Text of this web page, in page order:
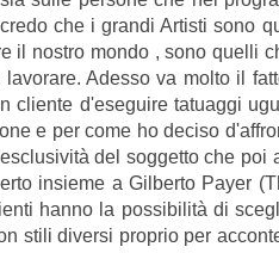
che i grandi Artisti sono
il nostro mondo , sono quelli
Adesso va molto il
cliente d'eseguire tatuaggi
e per come ho deciso
del soggetto che poi
insieme a Gilberto Payer
hanno la possibilità di
stili diversi proprio per